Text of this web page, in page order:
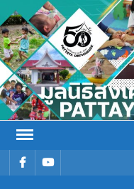
Skip
to
content
รายการรายการ